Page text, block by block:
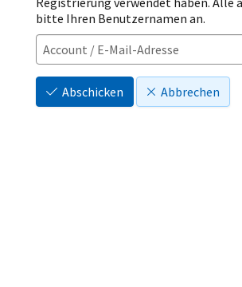
bitte Ihren Benutzernamen an.
Abschicken Abbrechen